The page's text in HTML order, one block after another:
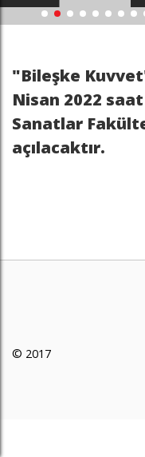
"Bileşke
Nisan 2022
Sanatlar
açılacaktır.
© 2017